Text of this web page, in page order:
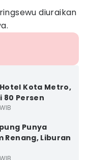
diuraikan
Kota Metro,
80 Persen
Punya
Renang, Liburan